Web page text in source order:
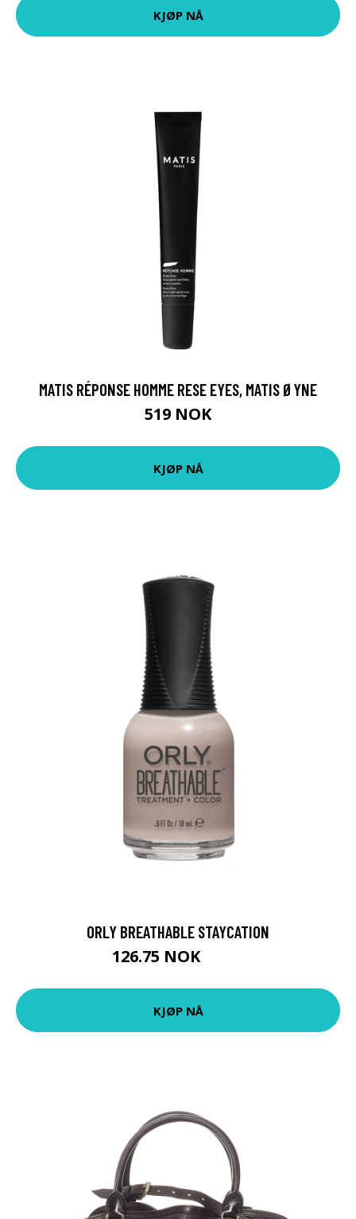
KJØP NÅ
MATIS RÉPONSE HOMME RESE EYES, MATIS ØYNE
519 NOK
KJØP NÅ
ORLY BREATHABLE STAYCATION
126.75 NOK
KJØP NÅ